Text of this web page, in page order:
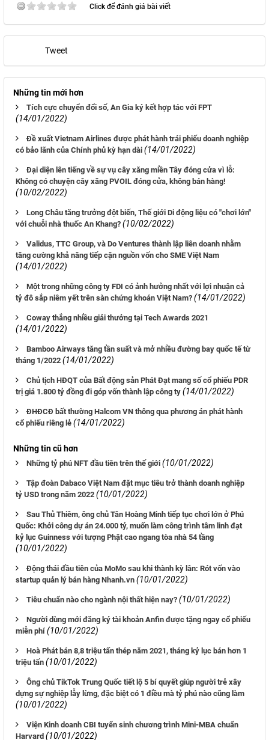
Click để đánh giá bài viết
Tweet
Những tin mới hơn
Tích cực chuyển đổi số, An Gia ký kết hợp tác với FPT
(14/01/2022)
Đề xuất Vietnam Airlines được phát hành trái phiếu doanh nghiệp
có bảo lãnh của Chính phủ kỳ hạn dài (14/01/2022)
Đại diện lên tiếng về sự vụ cây xăng miền Tây đóng cửa vì lỗ:
Không có chuyện cây xăng PVOIL đóng cửa, không bán hàng!
(10/02/2022)
Long Châu tăng trưởng đột biến, Thế giới Di động liệu có "chơi lớn"
với chuỗi nhà thuốc An Khang? (10/02/2022)
Validus, TTC Group, và Do Ventures thành lập liên doanh nhằm
tăng cường khả năng tiếp cận nguồn vốn cho SME Việt Nam
(14/01/2022)
Một trong những công ty FDI có ảnh hưởng nhất với lợi nhuận cả
tỷ đô sắp niêm yết trên sàn chứng khoán Việt Nam? (14/01/2022)
Coway thắng nhiều giải thưởng tại Tech Awards 2021
(14/01/2022)
Bamboo Airways tăng tần suất và mở nhiều đường bay quốc tế từ
tháng 1/2022 (14/01/2022)
Chủ tịch HĐQT của Bất động sản Phát Đạt mang số cổ phiếu PDR
trị giá 1.800 tỷ đồng đi góp vốn thành lập công ty (14/01/2022)
ĐHĐCĐ bất thường Halcom VN thông qua phương án phát hành
cổ phiếu riêng lẻ (14/01/2022)
Những tin cũ hơn
Những tỷ phú NFT đầu tiên trên thế giới (10/01/2022)
Tập đoàn Dabaco Việt Nam đặt mục tiêu trở thành doanh nghiệp
tỷ USD trong năm 2022 (10/01/2022)
Sau Thủ Thiêm, ông chủ Tân Hoàng Minh tiếp tục chơi lớn ở Phú
Quốc: Khởi công dự án 24.000 tỷ, muốn làm công trình tâm linh đạt
kỷ lục Guinness với tượng Phật cao ngang tòa nhà 54 tầng
(10/01/2022)
Động thái đầu tiên của MoMo sau khi thành kỳ lân: Rót vốn vào
startup quản lý bán hàng Nhanh.vn (10/01/2022)
Tiêu chuẩn nào cho ngành nội thất hiện nay? (10/01/2022)
Người dùng mới đăng ký tài khoản Anfin được tặng ngay cổ phiếu
miễn phí (10/01/2022)
Hoà Phát bán 8,8 triệu tấn thép năm 2021, tháng kỷ lục bán hơn 1
triệu tấn (10/01/2022)
Ông chủ TikTok Trung Quốc tiết lộ 5 bí quyết giúp người trẻ xây
dựng sự nghiệp lẫy lừng, đặc biệt có 1 điều mà tỷ phú nào cũng làm
(10/01/2022)
Viện Kinh doanh CBI tuyển sinh chương trình Mini-MBA chuẩn
Harvard (10/01/2022)